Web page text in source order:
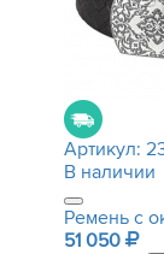
Артикул:
В наличии
Ремень с
51 050